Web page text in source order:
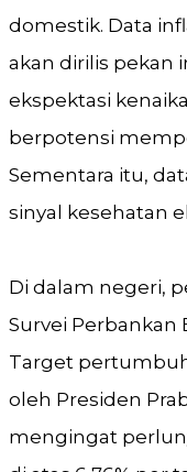
domestik. Data
akan dirilis pekan
ekspektasi
berpotensi
Sementara itu,
sinyal kesehatan
Di dalam negeri,
Survei Perbankan
Target
oleh Presiden
mengingat